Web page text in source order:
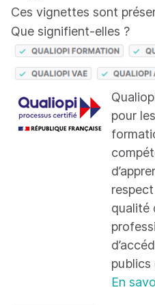
Ces vignettes sont
Que signifient-elles ?
pour
qualité
publics
En